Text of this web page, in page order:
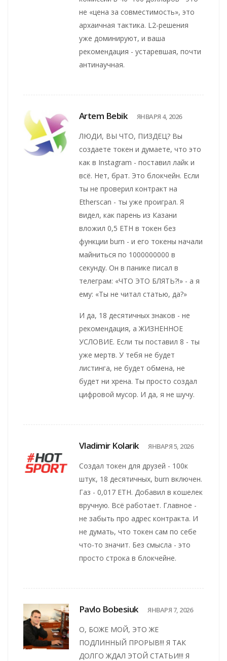
не «цена за совместимость», это
архаичная тактика. L2-решения
уже доминируют, и ваша
рекомендация - устаревшая, почти
антинаучная.
Artem Bebik ЯНВАРЯ 4, 2026
ЛЮДИ, ВЫ ЧТО, ПИЗДЕЦ? Вы
создаете токен и думаете, что это
как в Instagram - поставил лайк и
всё. Нет, брат. Это блокчейн. Если
ты не проверил контракт на
Etherscan - ты уже проиграл. Я
видел, как парень из Казани
вложил 0,5 ETH в токен без
функции burn - и его токены начали
майниться по 1000000000 в
секунду. Он в панике писал в
телеграм: «ЧТО ЭТО БЛЯТЬ?!» - а я
ему: «Ты не читал статью, да?»
И да, 18 десятичных знаков - не
рекомендация, а ЖИЗНЕННОЕ
УСЛОВИЕ. Если ты поставил 8 - ты
уже мертв. У тебя не будет
листинга, не будет обмена, не
будет ни хрена. Ты просто создал
цифровой мусор. И да, я не шучу.
Vladimir Kolarik ЯНВАРЯ 5, 2026
Создал токен для друзей - 100к
штук, 18 десятичных, burn включен.
Газ - 0,017 ETH. Добавил в кошелек
вручную. Всё работает. Главное -
не забыть про адрес контракта. И
не думать, что токен сам по себе
что-то значит. Без смысла - это
просто строка в блокчейне.
Pavlo Bobesiuk ЯНВАРЯ 7, 2026
О, БОЖЕ МОЙ, ЭТО ЖЕ
ПОДЛИННЫЙ ПРОРЫВ!!! Я ТАК
ДОЛГО ЖДАЛ ЭТОЙ СТАТЬИ!!! Я